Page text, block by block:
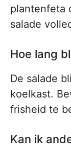
plantenfeta
salade
Hoe lang
De salade
koelkast.
frisheid te
Kan ik